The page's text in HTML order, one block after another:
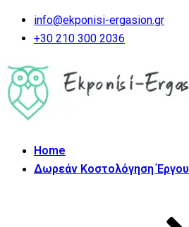
info@ekponisi-ergasion.gr
+30 210 300 2036
Home
Δωρεάν Κοστολόγηση Έργου